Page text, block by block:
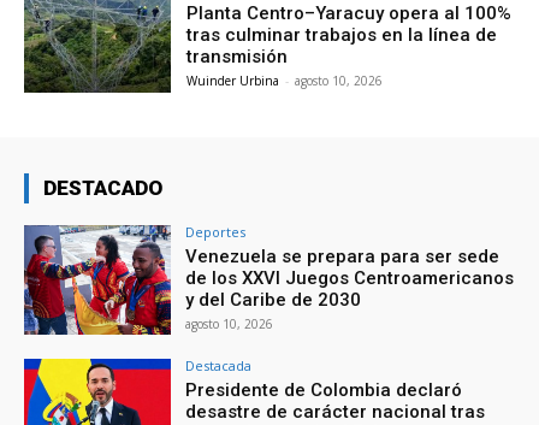
Planta Centro–Yaracuy opera al 100%
tras culminar trabajos en la línea de
transmisión
Wuinder Urbina - agosto 10, 2026
DESTACADO
Deportes
Venezuela se prepara para ser sede
de los XXVI Juegos Centroamericanos
y del Caribe de 2030
agosto 10, 2026
Destacada
Presidente de Colombia declaró
desastre de carácter nacional tras